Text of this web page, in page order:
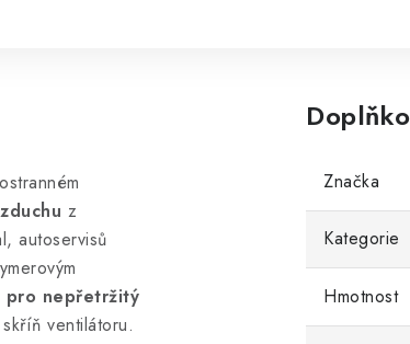
z
autoservisů
pro nepřetržitý
ventilátoru.
Značka
Kategorie
Hmotnost